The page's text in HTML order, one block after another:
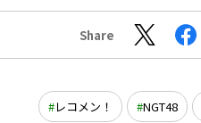
Share
レコメン！ NGT48